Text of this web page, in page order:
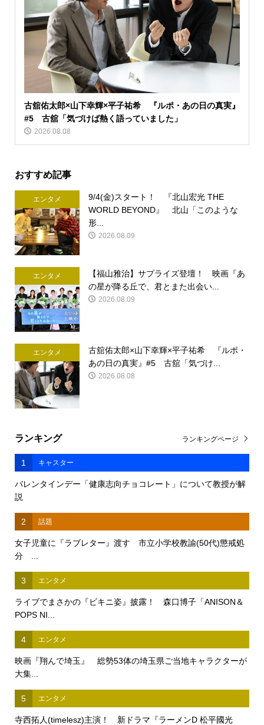
古舘佑太郎×山下幸輝×平子祐希 『ルポ・あの日の真実』
#5 古舘「気づけば熱く語っていました」
2026.08.08
おすすめ記事
エンタメ
9/4(金)スタート！ 『北山宏光 THE
WORLD BEYOND』 北山「このような
形...
2026.08.09
エンタメ
【福山雅治】サプライズ登壇！ 映画『あ
の星が降る丘で、君とまた出会い...
2026.08.09
エンタメ
古舘佑太郎×山下幸輝×平子祐希 『ルポ・
あの日の真実』#5 古舘「気づけ...
2026.08.08
ランキング
1 キャスター
バレンタインデー「健康志向チョコレート」について教授が解
説
2 話題
女子児童に『ラブレター』渡す 市立小学校教諭(50代)懲戒処
分 ...
3 エンタメ
ライブでまさかの『ビキニ姿』披露！ 森口博子「ANISON＆
POPS NI...
4 エンタメ
映画『翔んで埼玉』 総勢53体の埼玉県ご当地キャラクターが
大集...
5 エンタメ
寺西拓人(timelesz)主演！ 新ドラマ『ラーメンD 松平國光
ランキングページ